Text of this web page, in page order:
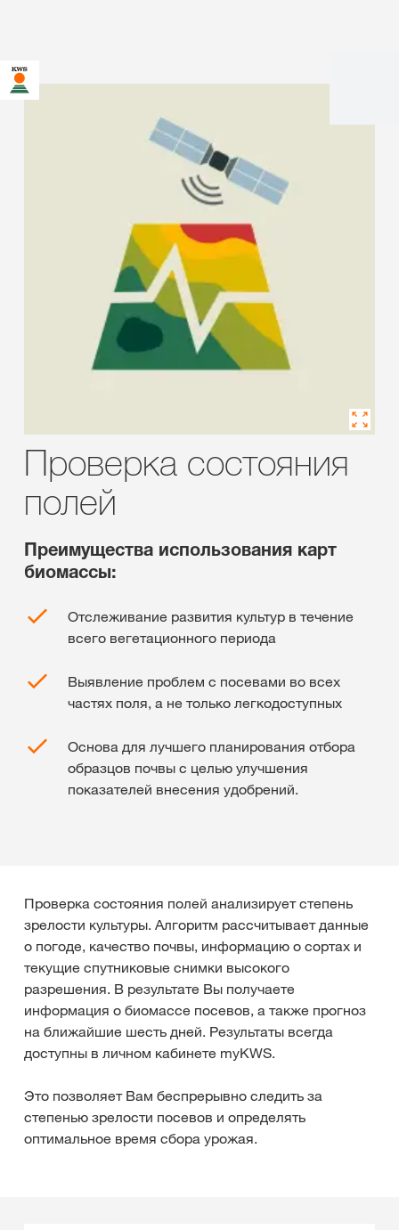
Проверка состояния
полей
Преимущества использования карт
биомассы:
Отслеживание развития культур в течение
всего вегетационного периода
Выявление проблем с посевами во всех
частях поля, а не только легкодоступных
Основа для лучшего планирования отбора
образцов почвы с целью улучшения
показателей внесения удобрений.
Проверка состояния полей анализирует степень
зрелости культуры. Алгоритм рассчитывает данные
о погоде, качество почвы, информацию о сортах и
текущие спутниковые снимки высокого
разрешения. В результате Вы получаете
информация о биомассе посевов, а также прогноз
на ближайшие шесть дней. Результаты всегда
доступны в личном кабинете myKWS.
Это позволяет Вам беспрерывно следить за
степенью зрелости посевов и определять
оптимальное время сбора урожая.